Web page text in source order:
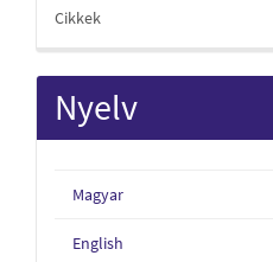
Cikkek
Nyelv
Magyar
English